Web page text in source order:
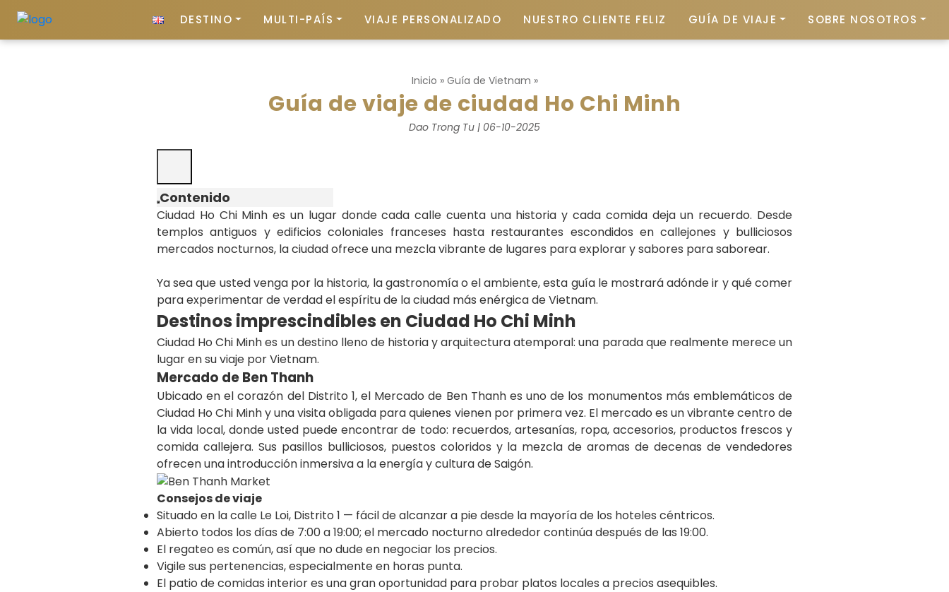
DESTINO MULTI-PAÍS VIAJE PERSONALIZADO NUESTRO CLIENTE FELIZ GUÍA DE VIAJE SOBRE NOSOTROS
Inicio » Guía de Vietnam »
Guía de viaje de ciudad Ho Chi Minh
Dao Trong Tu | 06-10-2025
Contenido
Ciudad Ho Chi Minh es un lugar donde cada calle cuenta una historia y cada comida deja un recuerdo. Desde
templos antiguos y edificios coloniales franceses hasta restaurantes escondidos en callejones y bulliciosos
mercados nocturnos, la ciudad ofrece una mezcla vibrante de lugares para explorar y sabores para saborear.
Ya sea que usted venga por la historia, la gastronomía o el ambiente, esta guía le mostrará adónde ir y qué comer
para experimentar de verdad el espíritu de la ciudad más enérgica de Vietnam.
Destinos imprescindibles en Ciudad Ho Chi Minh
Ciudad Ho Chi Minh es un destino lleno de historia y arquitectura atemporal: una parada que realmente merece un
lugar en su viaje por Vietnam.
Mercado de Ben Thanh
Ubicado en el corazón del Distrito 1, el Mercado de Ben Thanh es uno de los monumentos más emblemáticos de
Ciudad Ho Chi Minh y una visita obligada para quienes vienen por primera vez. El mercado es un vibrante centro de
la vida local, donde usted puede encontrar de todo: recuerdos, artesanías, ropa, accesorios, productos frescos y
comida callejera. Sus pasillos bulliciosos, puestos coloridos y la mezcla de aromas de decenas de vendedores
ofrecen una introducción inmersiva a la energía y cultura de Saigón.
Consejos de viaje
Situado en la calle Le Loi, Distrito 1 — fácil de alcanzar a pie desde la mayoría de los hoteles céntricos.
Abierto todos los días de 7:00 a 19:00; el mercado nocturno alrededor continúa después de las 19:00.
El regateo es común, así que no dude en negociar los precios.
Vigile sus pertenencias, especialmente en horas punta.
El patio de comidas interior es una gran oportunidad para probar platos locales a precios asequibles.